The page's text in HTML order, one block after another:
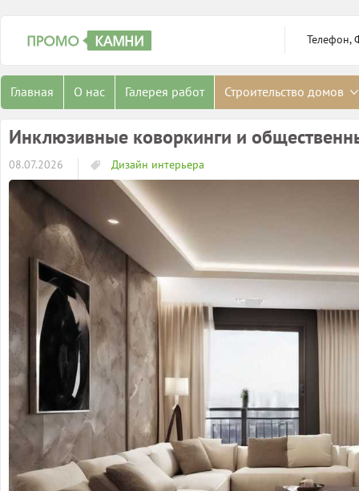
Телефон,
Главная О нас Галерея работ Строительство домов
Инклюзивные коворкинги и
08.07.2026 Дизайн интерьера